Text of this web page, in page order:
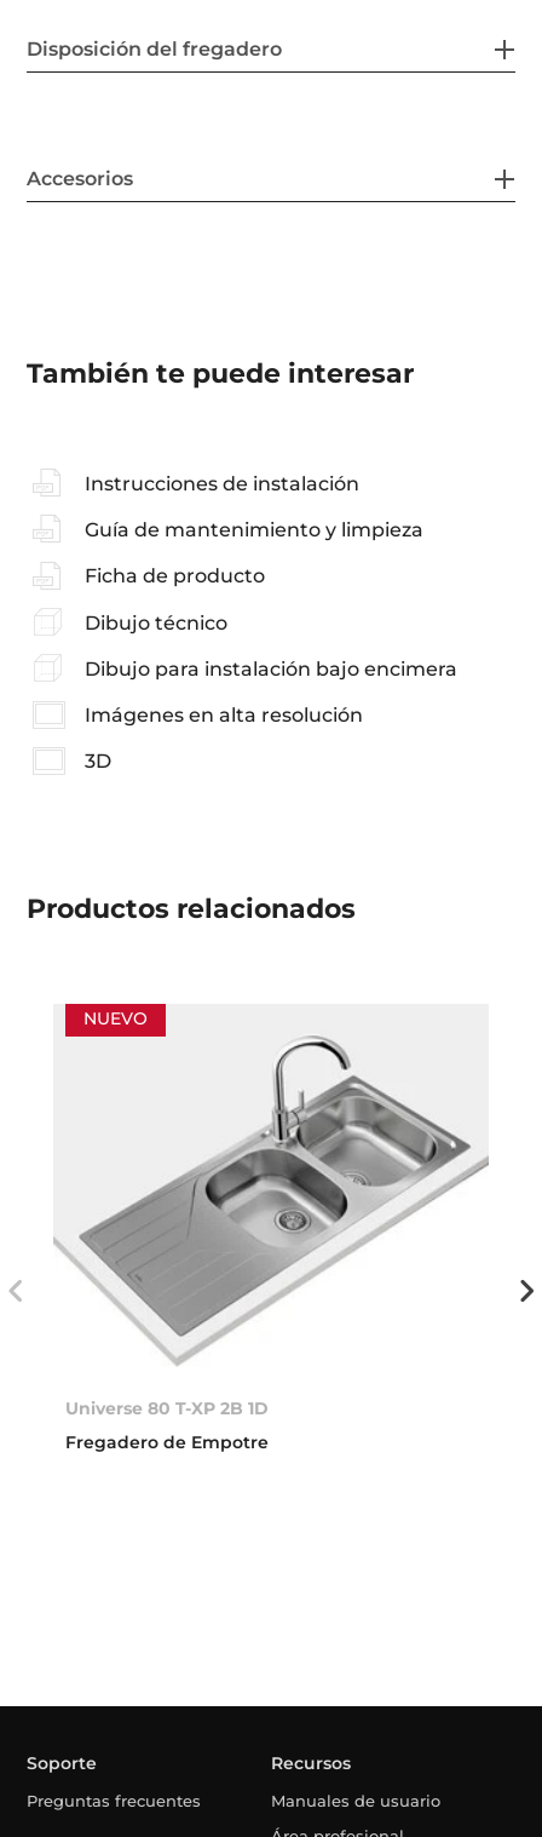
Disposición del fregadero
Accesorios
También te puede interesar
Instrucciones de instalación
Guía de mantenimiento y limpieza
Ficha de producto
Dibujo técnico
Dibujo para instalación bajo encimera
Imágenes en alta resolución
3D
Productos relacionados
NUEVO
Universe 80 T-XP 2B 1D
Fregadero de Empotre
Soporte
Preguntas frecuentes
Recursos
Manuales de usuario